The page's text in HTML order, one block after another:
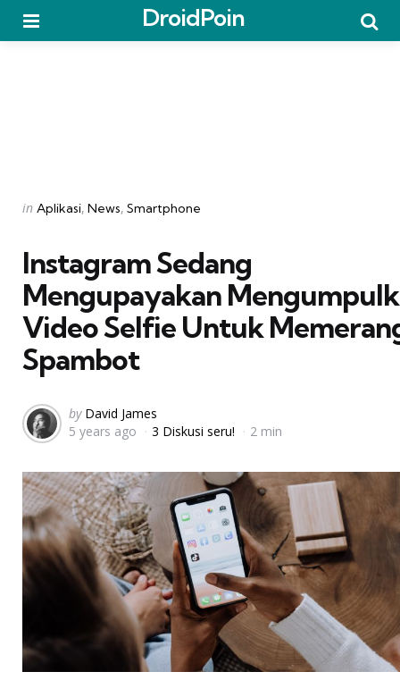
DroidPoin
Categories
Posted
in Aplikasi News Smartphone
Instagram Sedang
Mengupayakan
Video Selfie Untuk
Spambot
Posted
by
by David James
5 years ago
3 Diskusi seru! 2 min